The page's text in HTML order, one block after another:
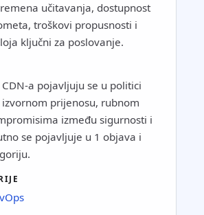
učitavanja, dostupnost
troškovi propusnosti i
ključni za poslovanje.
a pojavljuju se u politici
prijenosu, rubnom
između sigurnosti i
se pojavljuje u 1 objava i